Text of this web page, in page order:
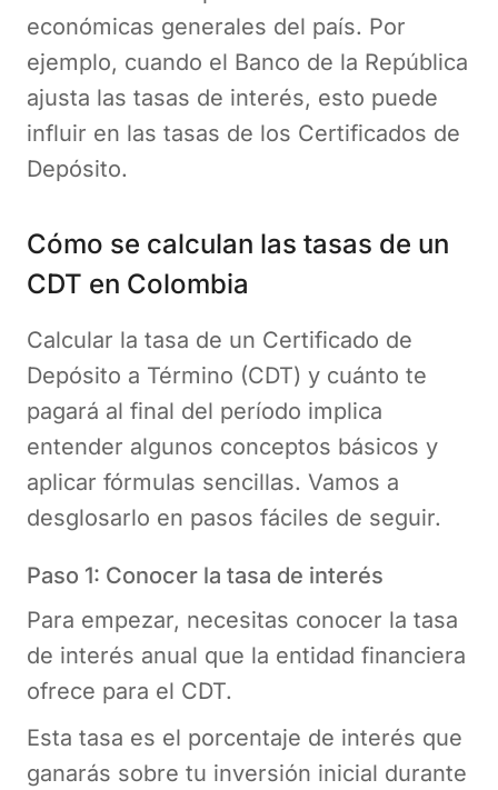
económicas generales del país. Por
ejemplo, cuando el Banco de la República
ajusta las tasas de interés, esto puede
influir en las tasas de los Certificados de
Depósito.
Cómo se calculan las tasas de un
CDT en Colombia
Calcular la tasa de un Certificado de
Depósito a Término (CDT) y cuánto te
pagará al final del período implica
entender algunos conceptos básicos y
aplicar fórmulas sencillas. Vamos a
desglosarlo en pasos fáciles de seguir.
Paso 1: Conocer la tasa de interés
Para empezar, necesitas conocer la tasa
de interés anual que la entidad financiera
ofrece para el CDT.
Esta tasa es el porcentaje de interés que
ganarás sobre tu inversión inicial durante